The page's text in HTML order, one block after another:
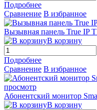
Подробнее
Сравнение В избранное
Вызывная панель True IP
В корзину
Подробнее
Сравнение В избранное
просмотр
Абонентский монитор
В корзину